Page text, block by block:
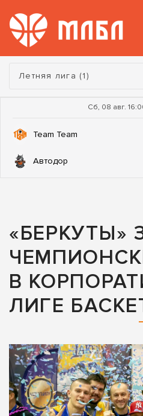
Турнир:
Летняя лига (1)
Сб, 08 авг.
Team Team
Автодор
«БЕРКУТЫ»
В
ЛИГЕ